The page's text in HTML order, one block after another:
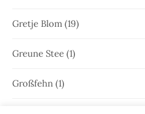
Gretje Blom (19)
Greune Stee (1)
Großfehn (1)